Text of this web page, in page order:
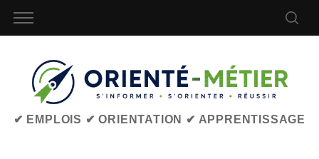
✔ EMPLOIS ✔ ORIENTATION ✔ APPRENTISSAGE